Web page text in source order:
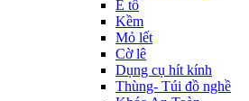
Ê tô
Kềm
Mỏ lết
Cờ lê
Dụng cụ hít kính
Thùng- Túi đồ nghề